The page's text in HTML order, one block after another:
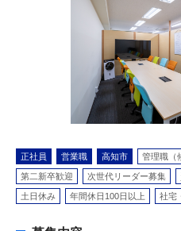
正社員 営業職 高知市 管理職（
第二新卒歓迎 次世代リーダー募集
土日休み 年間休日100日以上 社宅